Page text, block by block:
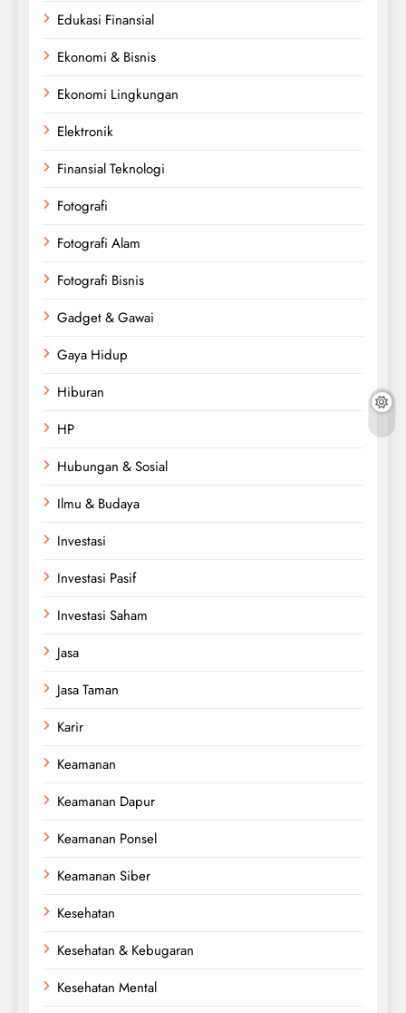
Edukasi Finansial
Ekonomi & Bisnis
Ekonomi Lingkungan
Elektronik
Finansial Teknologi
Fotografi
Fotografi Alam
Fotografi Bisnis
Gadget & Gawai
Gaya Hidup
Hiburan
HP
Hubungan & Sosial
Ilmu & Budaya
Investasi
Investasi Pasif
Investasi Saham
Jasa
Jasa Taman
Karir
Keamanan
Keamanan Dapur
Keamanan Ponsel
Keamanan Siber
Kesehatan
Kesehatan & Kebugaran
Kesehatan Mental